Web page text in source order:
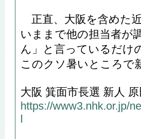
正直、大阪を含めた
いままで他の担当者が
ん」と言っているだけ
このクソ暑いところで
大阪 箕面市長選 新人
https://www3.nhk.or.jp/
l